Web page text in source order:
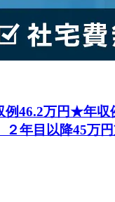
46.2万円★年
年目以降45万